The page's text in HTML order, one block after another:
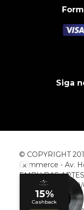
Siga
© COPYRIGHT
Commerce - Av.
EMBU DAS
CNPJ: